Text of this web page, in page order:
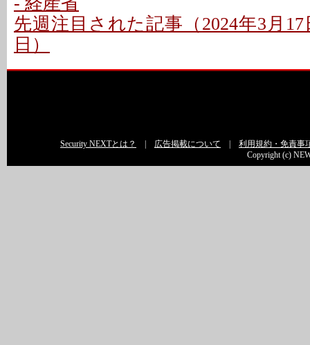
先週注目された記事（2024年3月17
日）
Security NEXTとは？ 広告掲載について
利用規約・免責事
Copyright (c)